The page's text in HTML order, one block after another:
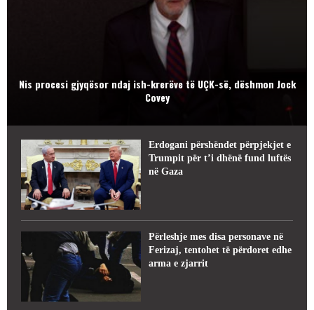
Nis procesi gjyqësor ndaj ish-krerëve të UÇK-së, dëshmon Jock
Covey
Erdogani përshëndet përpjekjet e
Trumpit për t’i dhënë fund luftës
në Gaza
Përleshje mes disa personave në
Ferizaj, tentohet të përdoret edhe
arma e zjarrit